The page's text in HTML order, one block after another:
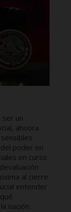
ser un
ahoora
poder en
en curso
al cierre
entender
nación.